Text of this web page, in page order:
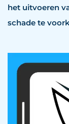
het uitvoeren
schade te